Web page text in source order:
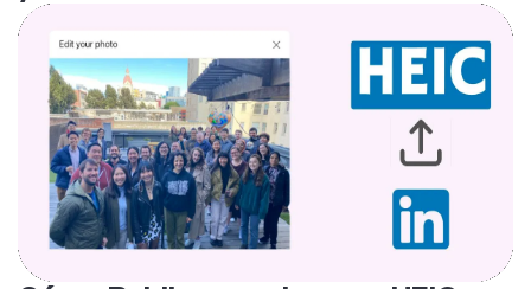
Cómo Publicar una Imagen HEIC en